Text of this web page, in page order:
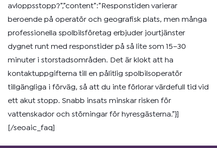
avloppsstopp?”,”content”:”Responstiden varierar
beroende på operatör och geografisk plats, men många
professionella spolbilsföretag erbjuder jourtjänster
dygnet runt med responstider på så lite som 15–30
minuter i storstadsområden. Det är klokt att ha
kontaktuppgifterna till en pålitlig spolbilsoperatör
tillgängliga i förväg, så att du inte förlorar värdefull tid vid
ett akut stopp. Snabb insats minskar risken för
vattenskador och störningar för hyresgästerna.”}]
[/seoaic_faq]